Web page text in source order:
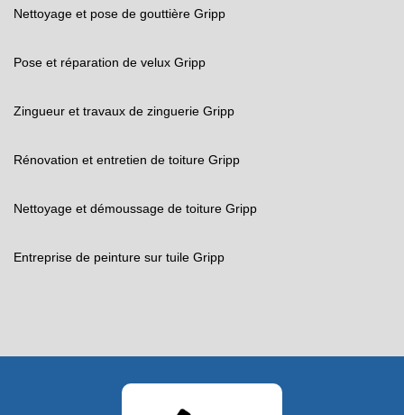
Nettoyage et pose de gouttière Gripp
Pose et réparation de velux Gripp
Zingueur et travaux de zinguerie Gripp
Rénovation et entretien de toiture Gripp
Nettoyage et démoussage de toiture Gripp
Entreprise de peinture sur tuile Gripp